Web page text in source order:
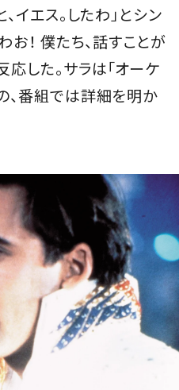
イエス。したわ」とシン
お！ 僕たち、話すことが
した。サラは「オーケ
、番組では詳細を明か